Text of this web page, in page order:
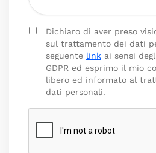
Dichiaro di aver preso
sul trattamento dei dati
seguente link ai sensi
GDPR ed esprimo il mio
libero ed informato al
dati personali.